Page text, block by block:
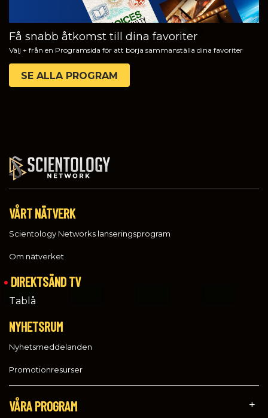
Få snabb åtkomst till dina favoriter
Välj + från en Programsida för att börja sammanställa dina favoriter
SE ALLA PROGRAM
VÅRT NÄTVERK
Scientology Networks lanseringsprogram
Om nätverket
DIREKTSÄND TV
Tablå
NYHETSRUM
Nyhetsmeddelanden
Promotionresurser
VÅRA PROGRAM